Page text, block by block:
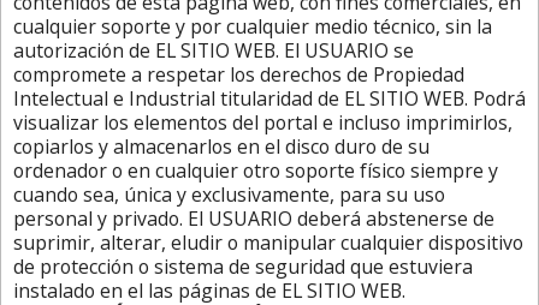
cualquier soporte y por cualquier medio técnico, sin la
autorización de EL SITIO WEB. El USUARIO se
compromete a respetar los derechos de Propiedad
Intelectual e Industrial titularidad de EL SITIO WEB. Podrá
visualizar los elementos del portal e incluso imprimirlos,
copiarlos y almacenarlos en el disco duro de su
ordenador o en cualquier otro soporte físico siempre y
cuando sea, única y exclusivamente, para su uso
personal y privado. El USUARIO deberá abstenerse de
suprimir, alterar, eludir o manipular cualquier dispositivo
de protección o sistema de seguridad que estuviera
instalado en el las páginas de EL SITIO WEB.